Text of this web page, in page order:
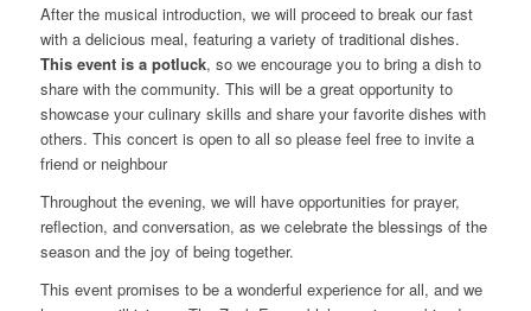
After the musical introduction, we will proceed to break our fast
with a delicious meal, featuring a variety of traditional dishes.
This event is a potluck, so we encourage you to bring a dish to
share with the community. This will be a great opportunity to
showcase your culinary skills and share your favorite dishes with
others. This concert is open to all so please feel free to invite a
friend or neighbour
Throughout the evening, we will have opportunities for prayer,
reflection, and conversation, as we celebrate the blessings of the
season and the joy of being together.
This event promises to be a wonderful experience for all, and we